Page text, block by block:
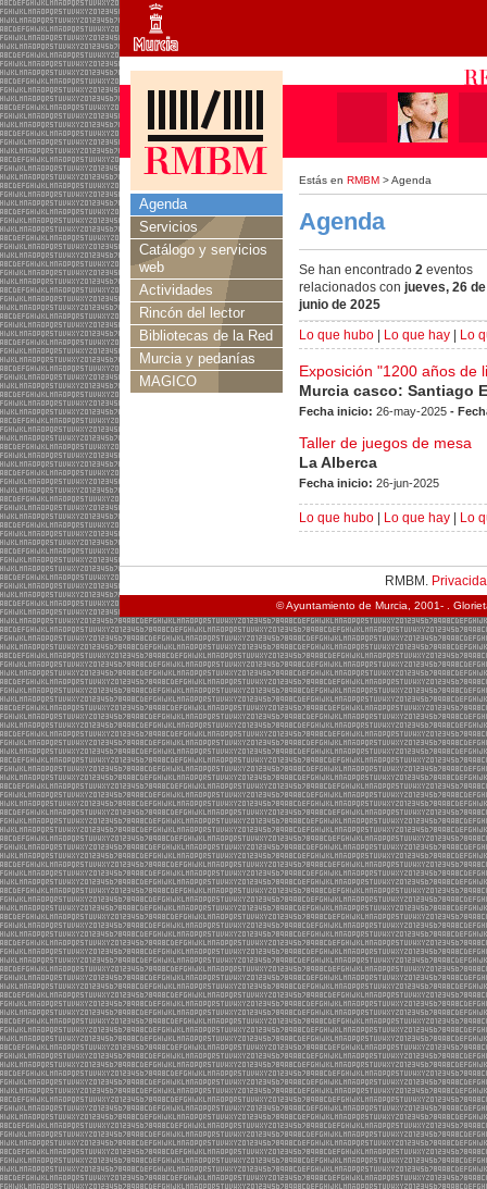
Estás en RMBM > Agenda
Agenda
Servicios
Catálogo y servicios
web
Actividades
Rincón del lector
Bibliotecas de la Red
Murcia y pedanías
MAGICO
Agenda
Se han encontrado 2 eventos
relacionados con jueves, 26 de
junio de 2025
Lo que hubo
Lo que hay Lo
Exposición "1200 años de
Murcia casco: Santiago
Fecha inicio: 26-may-2025 -
Taller de juegos de mesa
La Alberca
Fecha inicio: 26-jun-2025
Lo que hubo Lo que hay Lo
RMBM.
© Ayuntamiento de Murcia, 2001- .